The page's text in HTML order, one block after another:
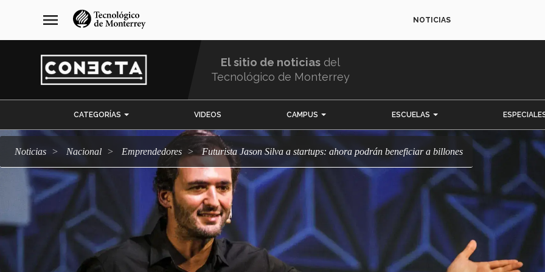
navegación
principal
menu NOTICIAS
El sitio de noticias del
Tecnológico de Monterrey
CATEGORÍAS VIDEOS CAMPUS ESCUELAS
Noticias Nacional emprendedores Futurista Jason Silva a startups: ahora podrán beneficiar a billones